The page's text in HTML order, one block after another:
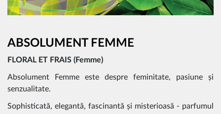
ABSOLUMENT FEMME
FLORAL ET FRAIS (Femme)
Absolument Femme este despre feminitate, pasiune și
senzualitate.
Sophisticată, elegantă, fascinantă și misterioasă - parfumul